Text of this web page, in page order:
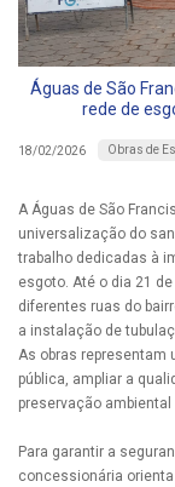
Águas de São
rede de
18/02/2026 Obras de
A Águas de São
universalização do
trabalho dedicadas à
esgoto. Até o dia 21
diferentes ruas do
a instalação de
As obras representam
pública, ampliar a
preservação ambiental
Para garantir a
concessionária